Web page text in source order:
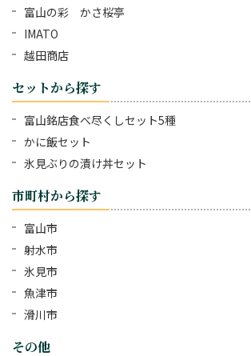
富山の彩 かさ桜亭
IMATO
越田商店
セットから探す
富山銘店食べ尽くしセット5種
かに飯セット
氷見ぶりの漬け丼セット
市町村から探す
富山市
射水市
氷見市
魚津市
滑川市
その他